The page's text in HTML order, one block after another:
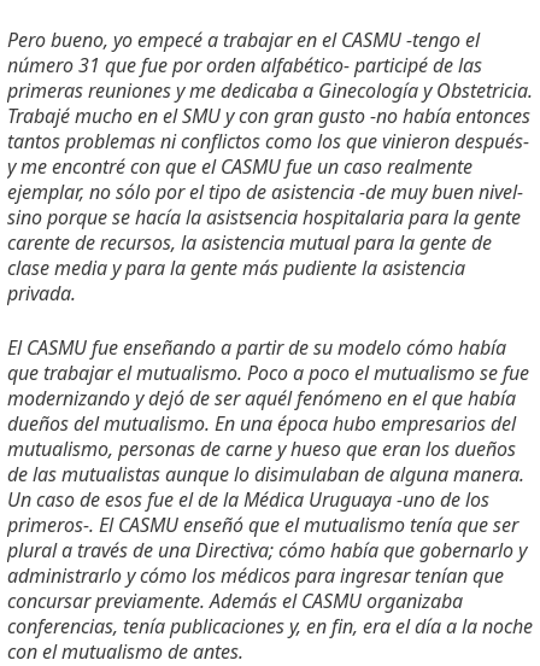
Pero bueno, yo empecé a trabajar en el CASMU -tengo el
número 31 que fue por orden alfabético- participé de las
primeras reuniones y me dedicaba a Ginecología y Obstetricia.
Trabajé mucho en el SMU y con gran gusto -no había entonces
tantos problemas ni conflictos como los que vinieron después-
y me encontré con que el CASMU fue un caso realmente
ejemplar, no sólo por el tipo de asistencia -de muy buen nivel-
sino porque se hacía la asistsencia hospitalaria para la gente
carente de recursos, la asistencia mutual para la gente de
clase media y para la gente más pudiente la asistencia
privada.
El CASMU fue enseñando a partir de su modelo cómo había
que trabajar el mutualismo. Poco a poco el mutualismo se fue
modernizando y dejó de ser aquél fenómeno en el que había
dueños del mutualismo. En una época hubo empresarios del
mutualismo, personas de carne y hueso que eran los dueños
de las mutualistas aunque lo disimulaban de alguna manera.
Un caso de esos fue el de la Médica Uruguaya -uno de los
primeros-. El CASMU enseñó que el mutualismo tenía que ser
plural a través de una Directiva; cómo había que gobernarlo y
administrarlo y cómo los médicos para ingresar tenían que
concursar previamente. Además el CASMU organizaba
conferencias, tenía publicaciones y, en fin, era el día a la noche
con el mutualismo de antes.